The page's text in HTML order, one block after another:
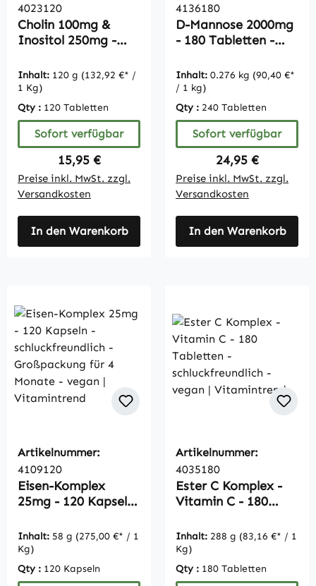
4023120
Cholin 100mg &
Inositol 250mg -
vegan |
Vitamintrend
Inhalt: 120 g (132,92 €* /
1 Kg)
Qty : 120 Tabletten
Sofort verfügbar
Regulärer Preis:
15,95 €
Preise inkl. MwSt. zzgl.
Versandkosten
In den Warenkorb
4136180
D-Mannose 2000mg
- 180 Tabletten -
vegan |
Vitamintrend
Inhalt: 0.276 kg (90,40 €*
/ 1 kg)
Qty : 240 Tabletten
Sofort verfügbar
Regulärer Preis:
24,95 €
Preise inkl. MwSt. zzgl.
Versandkosten
In den Warenkorb
Artikelnummer:
4109120
Eisen-Komplex
25mg - 120 Kapseln
Großpackung für 4
Monate - vegan |
Vitamintrend
Inhalt: 58 g (275,00 €* / 1
Kg)
Qty : 120 Kapseln
Artikelnummer:
4035180
Ester C Komplex -
Vitamin C - 180
schluckfreundlich -
vegan |
Vitamintrend
Inhalt: 288 g (83,16 €* / 1
Kg)
Qty : 180 Tabletten